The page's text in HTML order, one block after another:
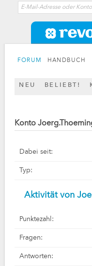
FORUM HANDBUCH
NEU BELIEBT!
Konto
Dabei seit:
Typ:
Aktivität von
Punktezahl:
Fragen:
Antworten: